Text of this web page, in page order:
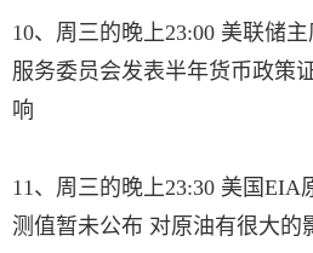
10、周三的晚上23:00 美联储
服务委员会发表半年货币政策
响
11、周三的晚上23:30 美国EIA
测值暂未公布 对原油有很大的